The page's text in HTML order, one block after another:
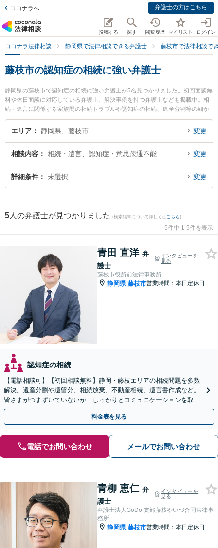
ココナラへ 弁護士の方はこちら
投稿する 探す 閲覧履歴 マイリスト ログイン
ココナラ法律相談 静岡県で法律相談できる弁護士 藤枝市で法律相談で
藤枝市の認知症の相続に強い弁護士
静岡県の藤枝市で認知症の相続に強い弁護士が5名見つかりました。初回面談無
料や休日面談に対応している弁護士、解決事例を持つ弁護士なども掲載中。相
続・遺言に関係する家族間の相続トラブルや認知症の相続、遺産分割等の細か
な分野での絞り込み検索もでき便利です。特に藤枝市役所前法律事務所の青田
直洋弁護士や弁護士法人GoDo 支部藤枝やいづ合同法律事務所の青柳 恵仁弁護
夜間に発生した認知症の相続のトラブルを今すぐに弁護士に相談したい』『認
知症の相続のトラブル解決の実績豊富な近くの弁護士を検索したい』『初回相
談無料で認知症の相続を法律相談できる藤枝市内の弁護士に相談予約したい』
エリア 静岡県、藤枝市 変更
相談内容 相続・遺言、認知症・意思疎通不能 変更
詳細条件 未選択 変更
5 人の弁護士が見つかりました (検索結果について詳しくは こちら)
5件中 1-5件を表示
青田 直洋 弁
護士
インタビューを
見る
藤枝市役所前法律事務所
静岡県|藤枝市営業時間：本日定休日
認知症の相続
【電話相談可】【初回相談無料】静岡・藤枝エリアの相続問題を多数
解決。遺産分割や遺留分、相続放棄、不動産相続、遺言書作成など。
皆さまがつまずいていないか、しっかりとコミュニケーションを取り
ながらお話を進めます【休日・夜間相談可】
料金表を見る
電話でお問い合わせ メールでお問い合わせ
青柳 恵仁 弁
護士
インタビューを
見る
弁護士法人GoDo 支部藤枝やいづ合同法律事
務所
静岡県|藤枝市営業時間：本日定休日